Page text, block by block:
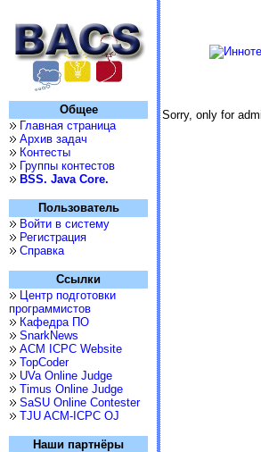
Общее
Главная страница
Архив задач
Контесты
Группы контестов
BSS. Java Core.
Пользователь
Войти в систему
Регистрация
Справка
Ссылки
Центр подготовки
программистов
Кафедра ПО
SnarkNews
ACM ICPC Website
TopCoder
UVa Online Judge
Timus Online Judge
SaSU Online Contester
TJU ACM-ICPC OJ
Наши партнёры
Sorry, only for